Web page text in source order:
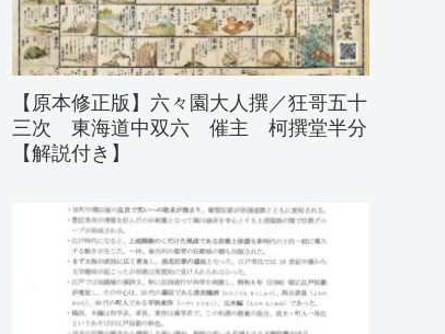
【原本修正版】六々園大人撰／狂哥五十
三次 東海道中双六 催主 柯撰堂半分
【解説付き】